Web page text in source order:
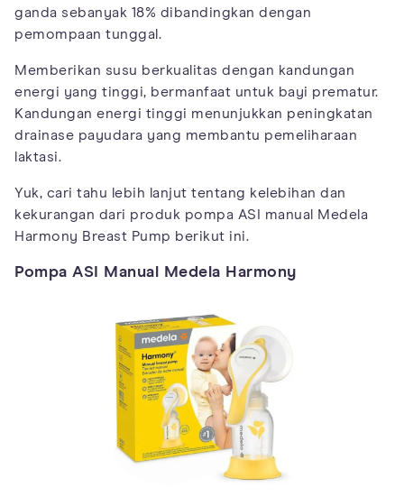
ganda sebanyak 18% dibandingkan dengan
pemompaan tunggal.
Memberikan susu berkualitas dengan kandungan
energi yang tinggi, bermanfaat untuk bayi prematur.
Kandungan energi tinggi menunjukkan peningkatan
drainase payudara yang membantu pemeliharaan
laktasi.
Yuk, cari tahu lebih lanjut tentang kelebihan dan
kekurangan dari produk pompa ASI manual Medela
Harmony Breast Pump berikut ini.
Pompa ASI Manual Medela Harmony